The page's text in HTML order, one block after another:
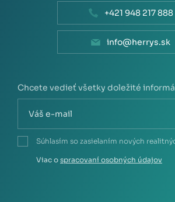
+421 948 217 888
info@herrys.sk
Chcete vedieť všetky doležité
Súhlasím so zasielaním nových
Viac o spracovaní osobných údajov